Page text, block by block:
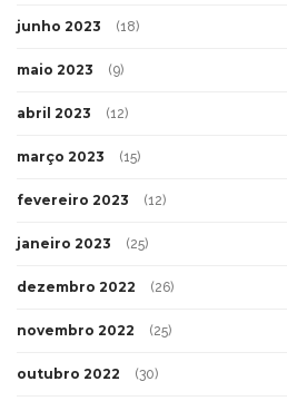
junho 2023 (18)
maio 2023 (9)
abril 2023 (12)
março 2023 (15)
fevereiro 2023 (12)
janeiro 2023 (25)
dezembro 2022 (26)
novembro 2022 (25)
outubro 2022 (30)